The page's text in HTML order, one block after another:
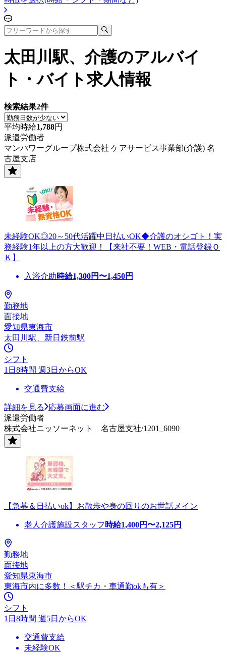
太田川駅、介護のアルバイ
ト・バイト求人情報
検索結果2件
平均時給1,788円
派遣労働者
マンパワーグループ株式会社 ケアサービス事業部(介護) 名
古屋支店
未経験OK◎20～50代活躍中日払いOK◆介護のオシゴト！実
務経験1年以上の方大歓迎！【来社不要！WEB・電話登録Ｏ
Ｋ】
入浴介助時給1,300円〜1,450円
勤務地
面接地
愛知県東海市
太田川駅、新日鉄前駅
シフト
1日8時間 週3日からOK
交通費支給
詳細を見る
応募画面に進む
派遣労働者
株式会社ニッソーネット 名古屋支社/1201_6090
【急募＆日払いok】お散歩や身の回りのお世話メイン
老人介護施設スタッフ 時給1,400円〜2,125円
勤務地
面接地
愛知県東海市
東海市内に多数！＜駅チカ・車通勤okも有＞
シフト
1日8時間 週5日からOK
交通費支給
未経験OK